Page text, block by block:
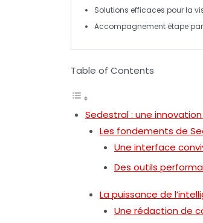
Solutions efficaces pour la
Accompagnement étape
Table of Contents
Sedestral : une
Les fondements de
Une interface
Des outils
La puissance de
Une rédaction de